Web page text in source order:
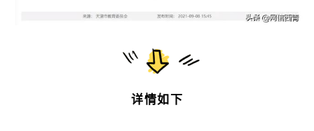
详情如下